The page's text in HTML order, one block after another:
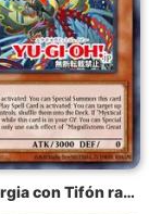
100.0% sinergia con Tifón radiante Fonix, la Gran Llama